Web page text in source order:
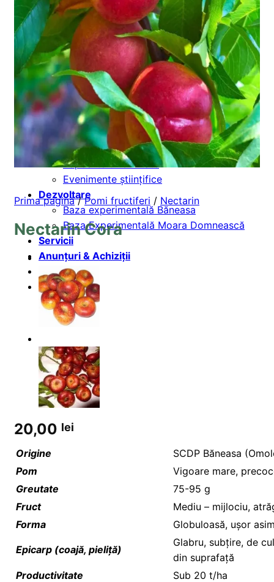
Informații de interes public
Cercetare
Programe – strategii
Laborator de ameliorare și resurse
genetice
Laborator de tehnologii și inovare în
pomicultură
Infrastructură de cercetare
LivingLabs
Proiecte de cercetare
Rapoarte & rezultate
Evenimente științifice
Dezvoltare
Baza experimentală Băneasa
Baza Experimentală Moara Domnească
Servicii
Anunțuri & Achiziții
Contact
Magazin
Prima pagină / Pomi fructiferi / Nectarin
Nectarin Cora
20,00 lei
Origine
SCDP Băneasa
Pom
Vigoare mare,
Greutate
75-95 g
Fruct
Mediu – mijlociu,
Forma
Globuloasă, ușor
Epicarp (coajă, pieliță)
Glabru, subțire, de
din suprafață
Productivitate
Sub 20 t/ha